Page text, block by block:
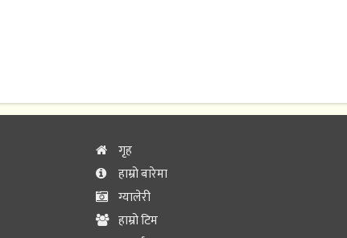
गृह
हाम्रो बारेमा
ग्यालेरी
हाम्रो टिम